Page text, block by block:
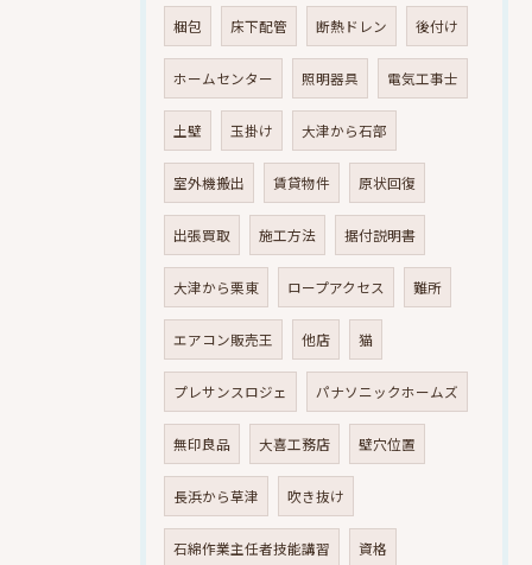
梱包 床下配管 断熱ドレン 後付け
ホームセンター 照明器具 電気工事士
土壁 玉掛け 大津から石部
室外機搬出 賃貸物件 原状回復
出張買取 施工方法 据付説明書
大津から栗東 ロープアクセス 難所
エアコン販売王 他店 猫
プレサンスロジェ パナソニックホームズ
無印良品 大喜工務店 壁穴位置
長浜から草津 吹き抜け
石綿作業主任者技能講習 資格